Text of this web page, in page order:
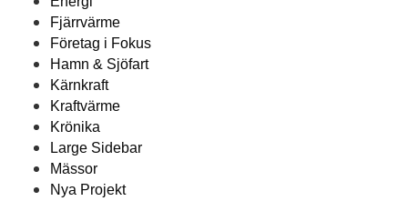
Fjärrvärme
Företag i Fokus
Hamn & Sjöfart
Kärnkraft
Kraftvärme
Krönika
Large Sidebar
Mässor
Nya Projekt